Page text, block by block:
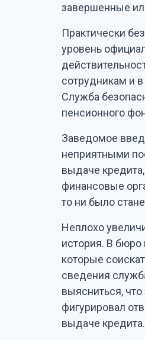
завершенные
Практически
уровень
сотрудникам и
Служба
пенсионного
Заведомое
неприятными
выдаче
финансовые
то ни было
Неплохо
история. В бюро
которые
сведения
выясниться,
фигурировал
выдаче кредита.